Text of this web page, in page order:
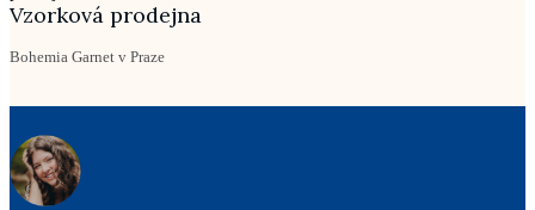
Vzorková prodejna
Bohemia Garnet v Praze